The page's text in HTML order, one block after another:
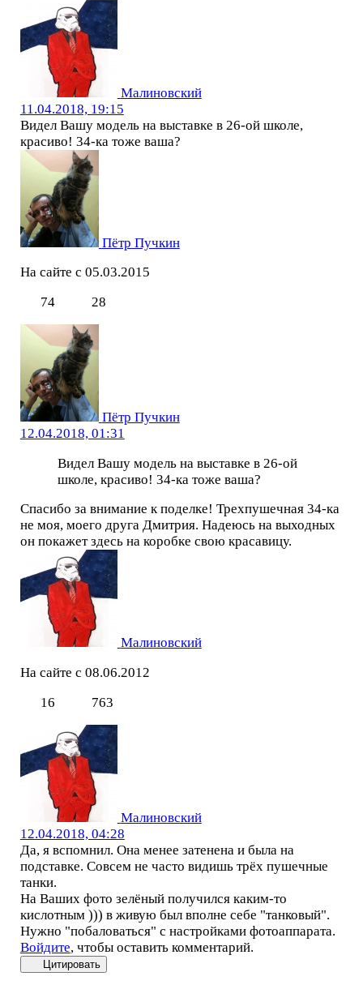
Малиновский
11.04.2018, 19:15
Видел Вашу модель на выставке в 26-ой школе,
красиво! 34-ка тоже ваша?
Пётр Пучкин
На сайте с 05.03.2015
74
28
Пётр Пучкин
12.04.2018, 01:31
Видел Вашу модель на выставке в 26-ой
школе, красиво! 34-ка тоже ваша?
Спасибо за внимание к поделке! Трехпушечная 34-ка
не моя, моего друга Дмитрия. Надеюсь на выходных
он покажет здесь на коробке свою красавицу.
Малиновский
На сайте с 08.06.2012
16
763
Малиновский
12.04.2018, 04:28
Да, я вспомнил. Она менее затенена и была на
подставке. Совсем не часто видишь трёх пушечные
танки.
На Ваших фото зелёный получился каким-то
кислотным ))) в живую был вполне себе "танковый".
Нужно "побаловаться" с настройками фотоаппарата.
Войдите, чтобы оставить комментарий.
Цитировать